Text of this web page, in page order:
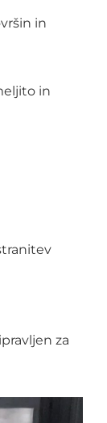
in
in
za